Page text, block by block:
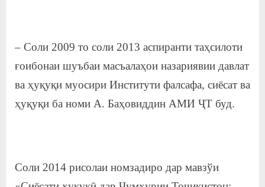
– Соли 2009 то соли 2013 аспиранти таҳсилоти
ғоибонаи шуъбаи масъалаҳои назариявии давлат
ва ҳуқуқи муосири Институти фалсафа, сиёсат ва
ҳуқуқи ба номи А. Баҳовиддин АМИ ҶТ буд.
Соли 2014 рисолаи номзадиро дар мавзўи